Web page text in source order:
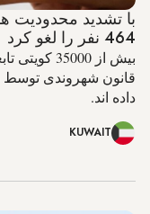
با تشدید محدودیت
464 نفر را لغو کرد
بیش از
قانون شهروندی
داده اند.
KUWAIT